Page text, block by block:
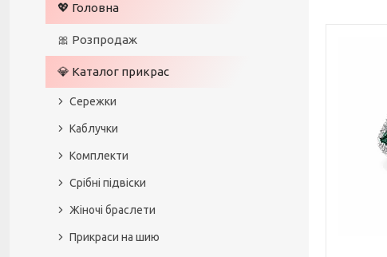
💖 Головна
🎀 Розпродаж
💎 Каталог прикрас
Сережки
Каблучки
Комплекти
Срібні підвіски
Жіночі браслети
Прикраси на шию